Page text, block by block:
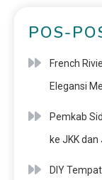
POS-
French
Elegansi
Pemkab
ke JKK
DIY